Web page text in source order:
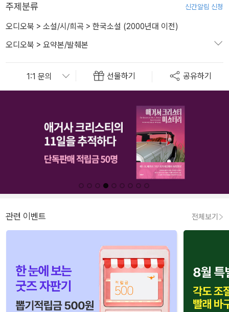
주제분류 신간알림 신청
오디오북 > 소설/시/희곡 > 한국소설 (2000년대 이전)
오디오북 > 요약본/발췌본
선물하기 공유하기
관련 이벤트 전체보기